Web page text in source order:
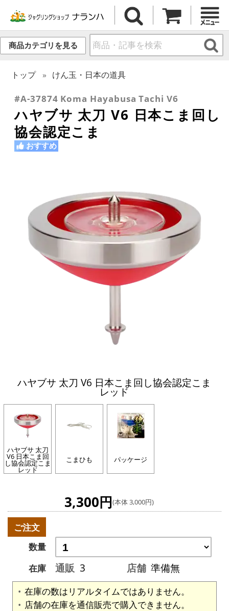
商品カテゴリを見る
トップ けん玉・日本の道具
#A-37874 Koma Hayabusa Tachi V6
ハヤブサ 太刀 V6 日本こま回し
協会認定こま
おすすめ
ハヤブサ 太刀 V6 日本こま回し協会認定こま
レッド
ハヤブサ 太刀
V6 日本こま回
し協会認定こま
レッド
こまひも パッケージ
3,300円(本体 3,000円)
ご注文
数量
在庫
通販 3 店舗 準備無
在庫の数はリアルタイムではありません。
店舗の在庫を通信販売で購入できません。